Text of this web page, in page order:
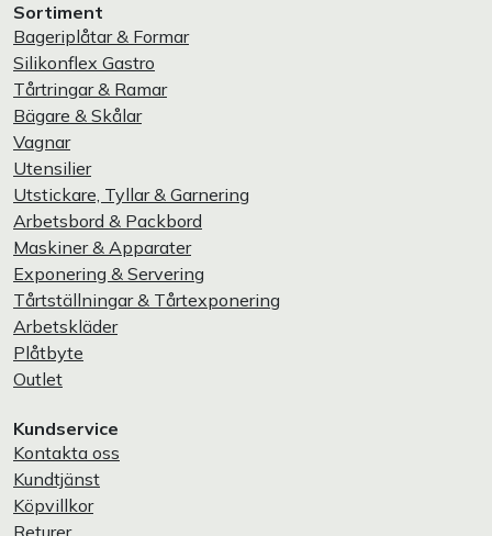
Sortiment
Bageriplåtar & Formar
Silikonflex Gastro
Tårtringar & Ramar
Bägare & Skålar
Vagnar
Utensilier
Utstickare, Tyllar & Garnering
Arbetsbord & Packbord
Maskiner & Apparater
Exponering & Servering
Tårtställningar & Tårtexponering
Arbetskläder
Plåtbyte
Outlet
Kundservice
Kontakta oss
Kundtjänst
Köpvillkor
Returer